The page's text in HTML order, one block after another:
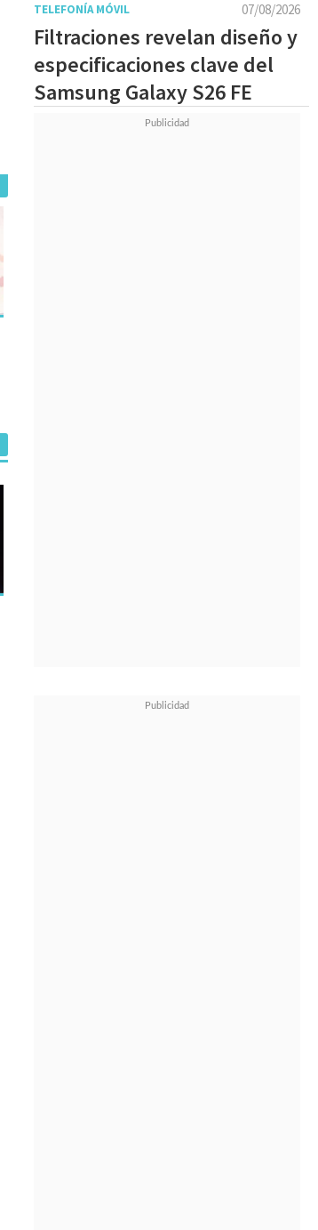
07/08/2026
TELEFONÍA MÓVIL
Filtraciones revelan diseño y
especificaciones clave del
Samsung Galaxy S26 FE